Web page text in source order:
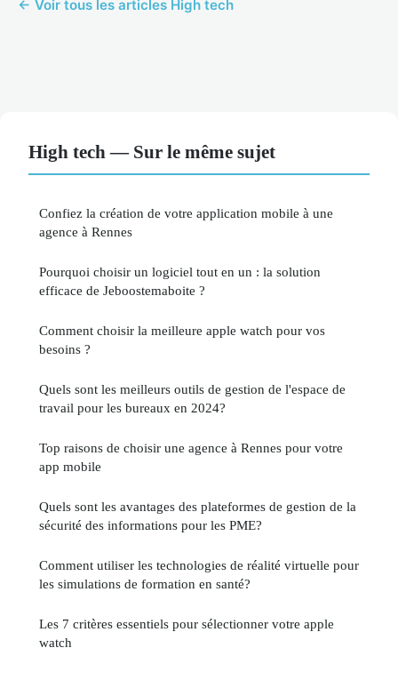
← Voir tous les articles High tech
High tech — Sur le même sujet
Confiez la création de votre application mobile à une
agence à Rennes
Pourquoi choisir un logiciel tout en un : la solution
efficace de Jeboostemaboite ?
Comment choisir la meilleure apple watch pour vos
besoins ?
Quels sont les meilleurs outils de gestion de l'espace de
travail pour les bureaux en 2024?
Top raisons de choisir une agence à Rennes pour votre
app mobile
Quels sont les avantages des plateformes de gestion de la
sécurité des informations pour les PME?
Comment utiliser les technologies de réalité virtuelle pour
les simulations de formation en santé?
Les 7 critères essentiels pour sélectionner votre apple
watch